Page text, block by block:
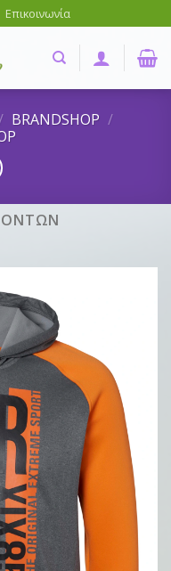
Επικοινωνία
BRANDSHOP /